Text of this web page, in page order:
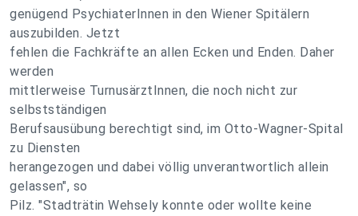
genügend PsychiaterInnen in den Wiener Spitälern
auszubilden. Jetzt
fehlen die Fachkräfte an allen Ecken und Enden. Daher
werden
mittlerweise TurnusärztInnen, die noch nicht zur
selbstständigen
Berufsausübung berechtigt sind, im Otto-Wagner-Spital
zu Diensten
herangezogen und dabei völlig unverantwortlich allein
gelassen", so
Pilz. "Stadträtin Wehsely konnte oder wollte keine